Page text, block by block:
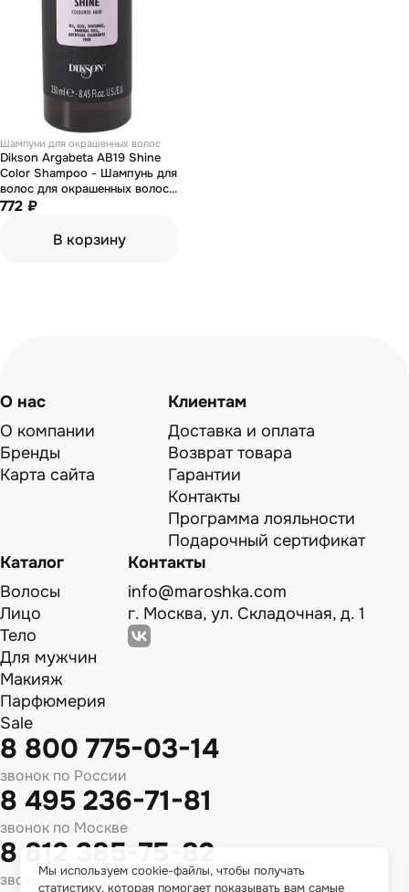
Шампуни для окрашенных волос
Dikson Argabeta AB19 Shine
Color Shampoo - Шампунь для
волос для окрашенных волос
с маслами черной смородины,
сладкого миндаля 250 мл
772 ₽
В корзину
О нас
О компании
Бренды
Карта сайта
Клиентам
Доставка и оплата
Возврат товара
Гарантии
Контакты
Программа лояльности
Подарочный сертификат
Каталог
Волосы
Лицо
Тело
Для мужчин
Макияж
Парфюмерия
Sale
Контакты
info@maroshka.com
г. Москва, ул. Складочная, д. 1
8 800 775-03-14
звонок по России
8 495 236-71-81
звонок по Москве
8 812 385-75-82
звонок по Спб
Мы используем cookie-файлы, чтобы получать
статистику, которая помогает показывать вам самые